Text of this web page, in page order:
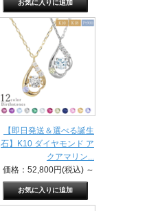
【即日発送＆選べる誕生
石】K10 ダイヤモンド ア
クアマリン...
価格：52,800円(税込) ～